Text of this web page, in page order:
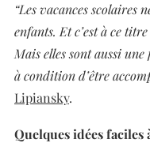
“Les vacances scolaires
enfants. Et c’est à ce
Mais elles sont aussi
à condition d’être
Lipiansky.
Quelques idées faciles